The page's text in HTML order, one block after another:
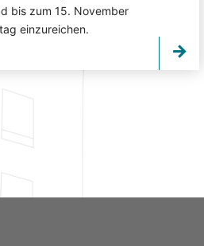
bis zum 15. November
einzureichen.